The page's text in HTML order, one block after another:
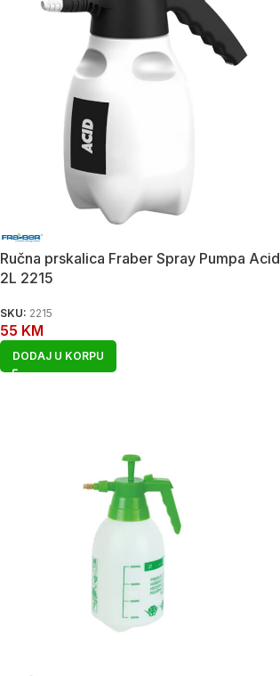
Ručna prskalica Fraber Spray Pumpa Acid
2L 2215
SKU: 2215
55 KM
DODAJ U KORPU